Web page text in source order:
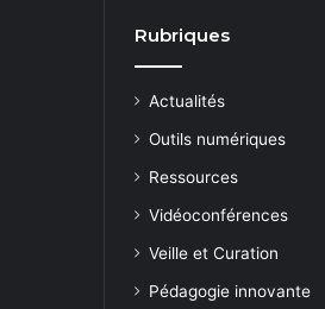
Rubriques
Actualités
Outils numériques
Ressources
Vidéoconférences
Veille et Curation
Pédagogie innovante